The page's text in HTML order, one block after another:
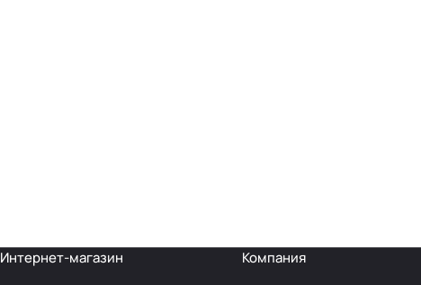
Интернет-магазин Компания